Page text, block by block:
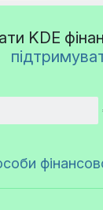
KDE